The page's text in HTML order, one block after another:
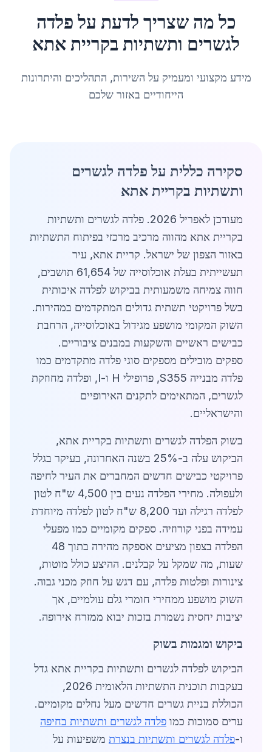
כל מה שצריך לדעת עלפלדה
לגשרים ותשתיות בקריית אתא
מידע מקצועי ומעמיק על השירות, התהליכים והיתרונות
הייחודיים באזור שלכם
סקירה כללית על פלדה לגשרים
ותשתיות בקריית אתא
מעודכן לאפריל 2026. פלדה לגשרים ותשתיות
בקריית אתא מהווה מרכיב מרכזי בפיתוח התשתיות
באזור הצפון של ישראל. קריית אתא, עיר
תעשייתית בעלת אוכלוסייה של 61,654 תושבים,
חווה צמיחה משמעותית בביקוש לפלדה איכותית
בשל פרויקטי תשתית גדולים המתקדמים במהירות.
השוק המקומי מושפע מגידול באוכלוסייה, הרחבת
כבישים ראשיים והשקעות במבנים ציבוריים.
ספקים מובילים מספקים סוגי פלדה מתקדמים כמו
פלדה מבנייה S355, פרופילי H ו-I, ופלדה מחוזקת
לגשרים, המתאימים לתקנים האירופיים
והישראליים.
בשוק הפלדה לגשרים ותשתיות בקריית אתא,
הביקוש עלה ב-25% בשנה האחרונה, בעיקר בגלל
פרויקטי כבישים חדשים המחברים את העיר לחיפה
ולעפולה. מחירי הפלדה נעים בין 4,500 ש"ח לטון
לפלדה רגילה ועד 8,200 ש"ח לטון לפלדה מיוחדת
עמידה בפני קורוזיה. ספקים מקומיים כמו מפעלי
הפלדה בצפון מציעים אספקה מהירה בתוך 48
שעות, מה שמקל על קבלנים. ההיצע כולל מוטות,
צינורות ופלטות פלדה, עם דגש על חוזק מכני גבוה.
השוק מושפע ממחירי חומרי גלם עולמיים, אך
יציבות יחסית נשמרת בזכות יבוא ממזרח אירופה.
ביקוש ומגמות בשוק
הביקוש לפלדה לגשרים ותשתיות בקריית אתא גדל
בעקבות תוכנית התשתיות הלאומית 2026,
הכוללת בניית גשרים חדשים מעל נחלים מקומיים.
ערים סמוכות כמו פלדה לגשרים ותשתיות בחיפה
ו-פלדה לגשרים ותשתיות בנצרת משפיעות על